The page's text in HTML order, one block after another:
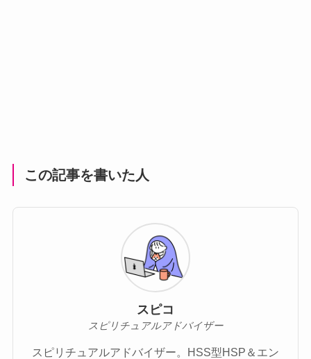
この記事を書いた人
スピコ
スピリチュアルアドバイザー
スピリチュアルアドバイザー。HSS型HSP＆エン